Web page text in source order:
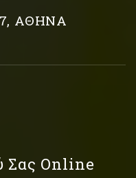
ΑΘΗΝΑ
Σας Online